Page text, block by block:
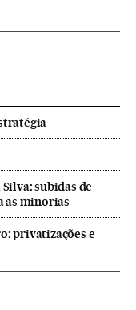
subidas de
as minorias
privatizações e